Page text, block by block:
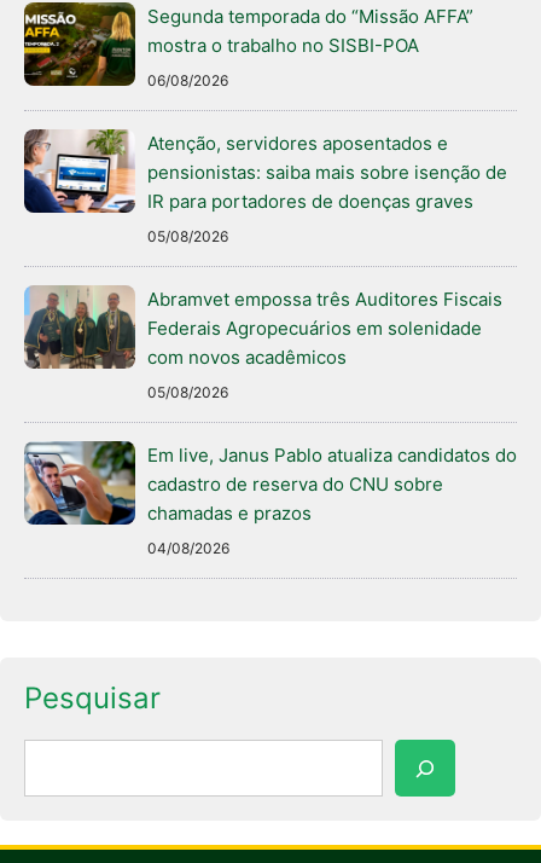
Segunda temporada do “Missão AFFA”
mostra o trabalho no SISBI-POA
06/08/2026
Atenção, servidores aposentados e
pensionistas: saiba mais sobre isenção de
IR para portadores de doenças graves
05/08/2026
Abramvet empossa três Auditores Fiscais
Federais Agropecuários em solenidade
com novos acadêmicos
05/08/2026
Em live, Janus Pablo atualiza candidatos do
cadastro de reserva do CNU sobre
chamadas e prazos
04/08/2026
Pesquisar